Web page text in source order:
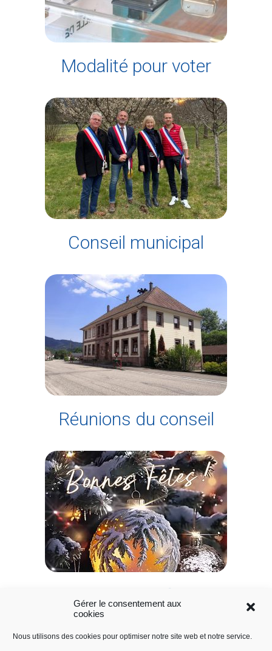
Gérer le consentement aux
cookies
Nous utilisons des cookies pour optimiser notre site web et notre service.
Modalité pour voter
Conseil municipal
Réunions du conseil
Dolleren Infos